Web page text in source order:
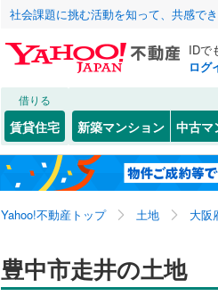
社会課題に挑む活動を知って、共感で
IDで
ログ
借りる
賃貸住宅 新築マンション 中古マ
Yahoo!不動産トップ 土地 大阪
豊中市走井の土地
北海道 北海
東北 青森
関東 東京
信越・北陸 新潟
大阪市 都島
西淀
淀川
港区
稲津
岡上
柴原
新千
JR 東海
桜島線
阪和線
おお
地下鉄
こだわり条件 配置、
前道
平坦
更地